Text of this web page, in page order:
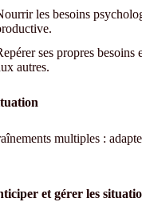
les besoins
ses propres besoins
autres.
multiples :
et gérer les